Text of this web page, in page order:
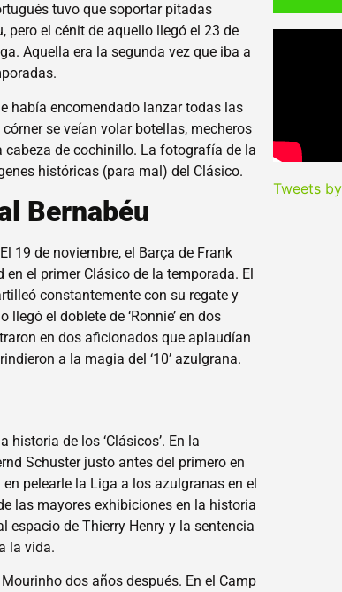
tuvo que soportar pitadas
pero el cénit de aquello llegó el 23 de
Aquella era la segunda vez que iba a
había encomendado lanzar todas las
se veían volar botellas, mecheros
cabeza de cochinillo. La fotografía de la
históricas (para mal) del Clásico.
Bernabéu
19 de noviembre, el Barça de Frank
el primer Clásico de la temporada. El
constantemente con su regate y
llegó el doblete de ‘Ronnie’ en dos
en dos aficionados que aplaudían
a la magia del ‘10’ azulgrana.
de los ‘Clásicos’. En la
Schuster justo antes del primero en
pelearle la Liga a los azulgranas en el
las mayores exhibiciones en la historia
espacio de Thierry Henry y la sentencia
la vida.
dos años después. En el Camp
Tweets